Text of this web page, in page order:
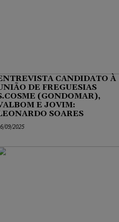
CANDIDATO À
DE FREGUESIAS
(GONDOMAR),
E JOVIM:
SOARES
09/2025